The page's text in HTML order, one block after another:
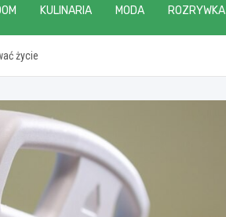
KULINARIA MODA ROZRYWKA
życie